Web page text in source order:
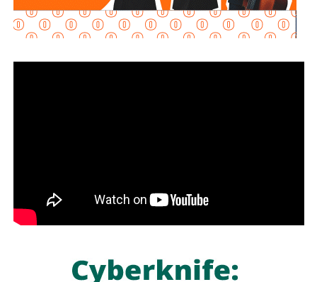
autoridades localizaron una infraestructura de gran escala
presuntamente destinada al procesamiento clandestino de
litros de petrolífero, una máquina asfaltadora,
generador eléctrico de diésel, una máquina
alrededor de 40 cinchos de seguridad para escotillas de